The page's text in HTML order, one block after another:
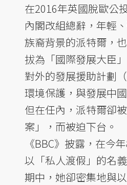
在2016年英國脫歐公
內閣改組總辭，年輕
族裔背景的派特爾，
拔為「國際發展大臣
對外的發展援助計劃
環境保護，與發展中
但在任內，派特爾卻
案」，而被迫下台。
《BBC》披露，在今
以「私人渡假」的名
期中，她卻密集地與